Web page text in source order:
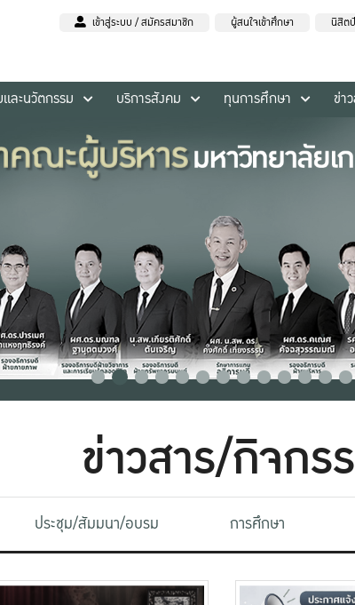
เข้าสู่ระบบ / สมัครสมาชิก ผู้สนใจเข้าศึกษา นิสิต
ละนวัตกรรม บริการสังคม ทุนการศึกษา ข่า
ข่าวสาร/กิจกร
ประชุม/สัมมนา/อบรม การศึกษา